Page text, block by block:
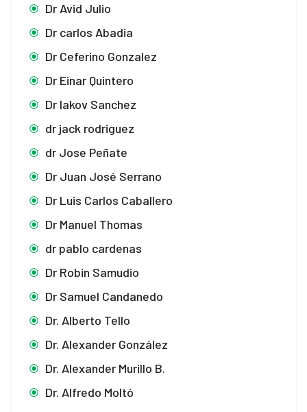
Dr Avid Julio
Dr carlos Abadia
Dr Ceferino Gonzalez
Dr Einar Quintero
Dr Iakov Sanchez
dr jack rodriguez
dr Jose Peñate
Dr Juan José Serrano
Dr Luis Carlos Caballero
Dr Manuel Thomas
dr pablo cardenas
Dr Robin Samudio
Dr Samuel Candanedo
Dr. Alberto Tello
Dr. Alexander González
Dr. Alexander Murillo B.
Dr. Alfredo Moltó